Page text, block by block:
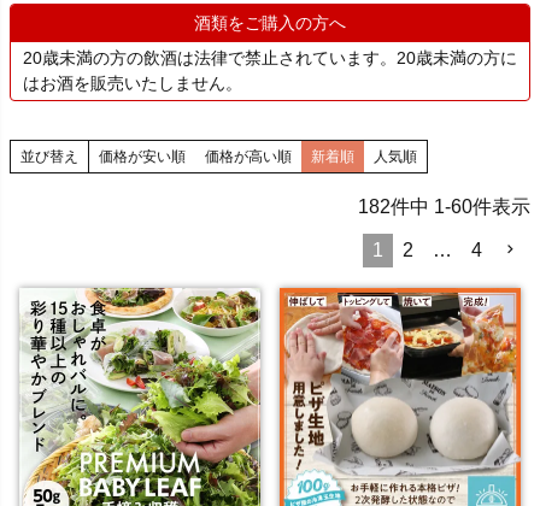
酒類をご購入の方へ
20歳未満の方の飲酒は法律で禁止されています。20歳未満の方に
はお酒を販売いたしません。
並び替え 価格が安い順 価格が高い順 新着順 人気順
182件中 1-60件表示
1 2 … 4